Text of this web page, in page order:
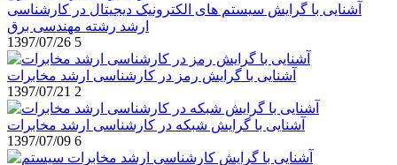
آشنایی با گرایش سیستم های الکترونیک دیجیتال در کارشناسی
ارشد رشته مهندسی برق
1397/07/26 5
آشنایی با گرایش رمز در کارشناسی ارشد مخابرات
1397/07/21 2
آشنایی با گرایش شبکه در کارشناسی ارشد مخابرات
1397/07/09 6